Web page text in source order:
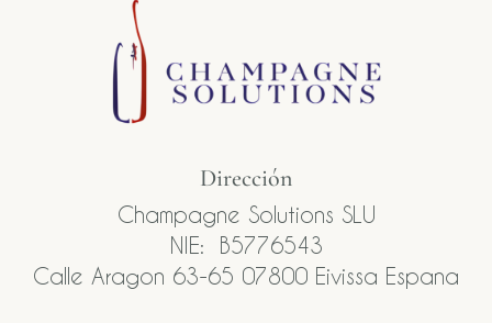
Dirección
Champagne Solutions SLU
NIE: B5776543
Calle Aragon 63-65 07800 Eivissa Espana